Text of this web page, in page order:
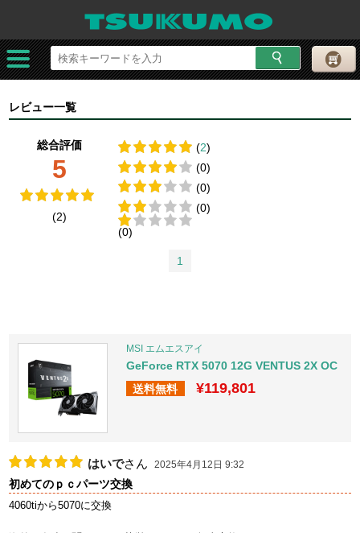
レビュー一覧
総合評価
5
(2)
(2)
(0)
(0)
(0)
(0)
1
MSI エムエスアイ
GeForce RTX 5070 12G VENTUS 2X OC
送料無料
¥119,801
はいでさん 2025年4月12日 9:32
初めてのｐｃパーツ交換
4060tiから5070に交換